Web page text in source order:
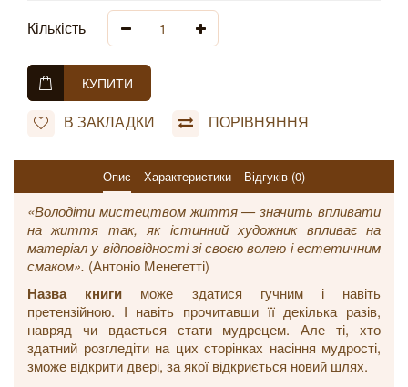
Кількість
КУПИТИ
В ЗАКЛАДКИ ПОРІВНЯННЯ
Опис Характеристики Відгуків (0)
«Володіти мистецтвом життя — значить впливати
на життя так, як істинний художник впливає на
матеріал у відповідності зі своєю волею і естетичним
смаком». (Антоніо Менегетті)
Назва книги може здатися гучним і навіть
претензійною. І навіть прочитавши її декілька разів,
навряд чи вдасться стати мудрецем. Але ті, хто
здатний розгледіти на цих сторінках насіння мудрості,
зможе відкрити двері, за якої відкриється новий шлях.